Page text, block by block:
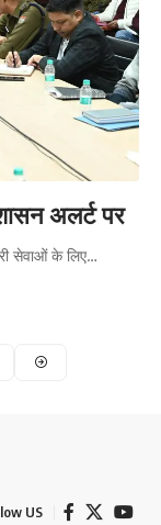
अलर्ट पर
सेवाओं के लिए…
US